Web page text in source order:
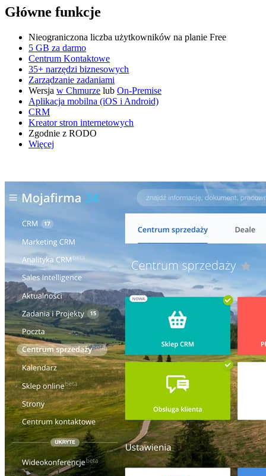
Główne funkcje
Nieograniczona liczba użytkowników na planie Free
5 GB za darmo
Centrum Kontaktowe
35+ narzędzi biznesowych
Zarządzanie zadaniami
Wersja w Chmurze lub On-Premise
Aplikacja mobilna (iOS i Android)
CRM
Kreator stron internetowych
Zgodnie z RODO
Więcej